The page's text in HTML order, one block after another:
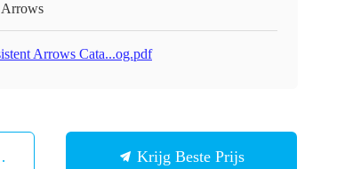
Arrows
Arrows Cata...og.pdf
Krijg Beste Prijs